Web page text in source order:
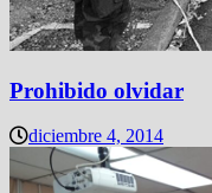
Prohibido olvidar
diciembre 4, 2014